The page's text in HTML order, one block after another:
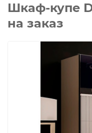
Шкаф-купе
на заказ